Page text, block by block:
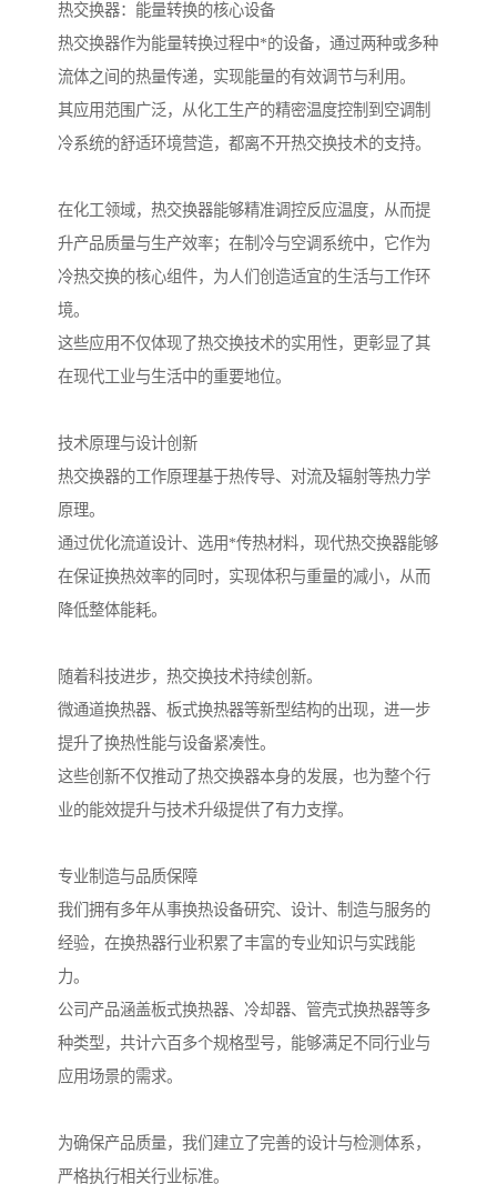
热交换器：能量转换的核心设备
热交换器作为能量转换过程中*的设备，通过两种或多种
流体之间的热量传递，实现能量的有效调节与利用。
其应用范围广泛，从化工生产的精密温度控制到空调制
冷系统的舒适环境营造，都离不开热交换技术的支持。
在化工领域，热交换器能够精准调控反应温度，从而提
升产品质量与生产效率；在制冷与空调系统中，它作为
冷热交换的核心组件，为人们创造适宜的生活与工作环
境。
这些应用不仅体现了热交换技术的实用性，更彰显了其
在现代工业与生活中的重要地位。
技术原理与设计创新
热交换器的工作原理基于热传导、对流及辐射等热力学
原理。
通过优化流道设计、选用*传热材料，现代热交换器能够
在保证换热效率的同时，实现体积与重量的减小，从而
降低整体能耗。
随着科技进步，热交换技术持续创新。
微通道换热器、板式换热器等新型结构的出现，进一步
提升了换热性能与设备紧凑性。
这些创新不仅推动了热交换器本身的发展，也为整个行
业的能效提升与技术升级提供了有力支撑。
专业制造与品质保障
我们拥有多年从事换热设备研究、设计、制造与服务的
经验，在换热器行业积累了丰富的专业知识与实践能
力。
公司产品涵盖板式换热器、冷却器、管壳式换热器等多
种类型，共计六百多个规格型号，能够满足不同行业与
应用场景的需求。
为确保产品质量，我们建立了完善的设计与检测体系，
严格执行相关行业标准。